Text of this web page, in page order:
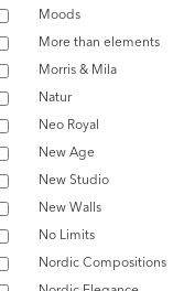
Moods
More than elements
Morris & Mila
Natur
Neo Royal
New Age
New Studio
New Walls
No Limits
Nordic Compositions